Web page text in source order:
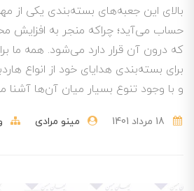
بالای این جعبه‌های بسته‌بندی یکی از
حساب می‌آید؛ چراکه منجر به افزایش
که درون آن قرار دارد می‌شود. همه ما
برای بسته‌بندی هدایای خود از انواع
و با وجود تنوع بسیار میان آن‌ها آشنا
مینو مرادی